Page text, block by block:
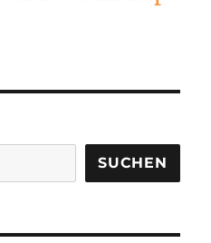
SUCHEN